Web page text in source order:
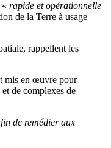
rapide et opérationnelle
de la Terre à usage
rappellent les
mis en œuvre pour
de complexes de
de remédier aux